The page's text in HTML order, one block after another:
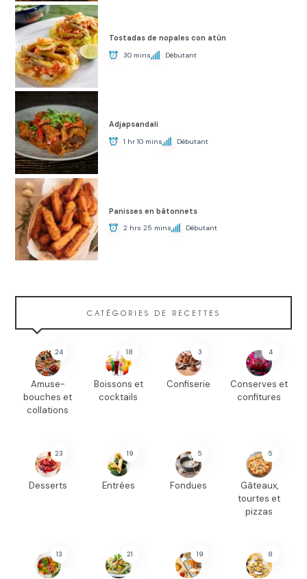
Tostadas de nopales con atún
30 mins Débutant
Adjapsandali
1 hr 10 mins Débutant
Panisses en bâtonnets
2 hrs 25 mins Débutant
CATÉGORIES DE RECETTES
24
Amuse-
bouches et
collations
18
Boissons et
cocktails
3
Confiserie
4
Conserves et
confitures
23
Desserts
19
Entrées
5
Fondues
5
Gâteaux,
tourtes et
pizzas
13 21 19 8